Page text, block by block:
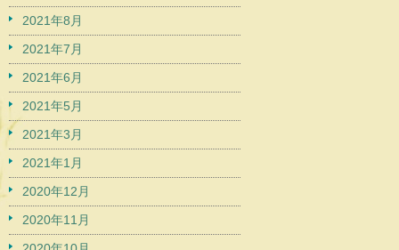
2021年8月
2021年7月
2021年6月
2021年5月
2021年3月
2021年1月
2020年12月
2020年11月